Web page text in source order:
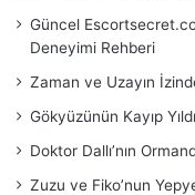
Güncel
Deneyimi Rehberi
Zaman ve Uzayın
Gökyüzünün Kayıp
Doktor Dallı’nın
Zuzu ve Fiko’nun